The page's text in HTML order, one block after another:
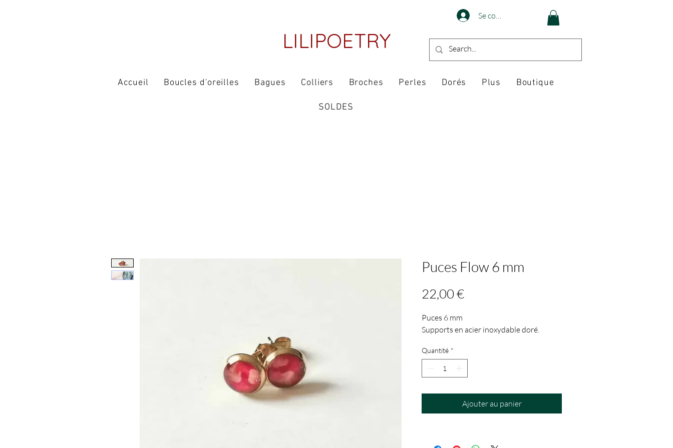
LILIPOETRY
Se connecter
Accueil Boucles d'oreilles Bagues Colliers Broches Perles Dorés Plus Boutique
SOLDES
Puces Flow 6 mm
22,00 €Prix
Puces 6 mm
Supports en acier inoxydable doré.
Quantité *
Ajouter au panier